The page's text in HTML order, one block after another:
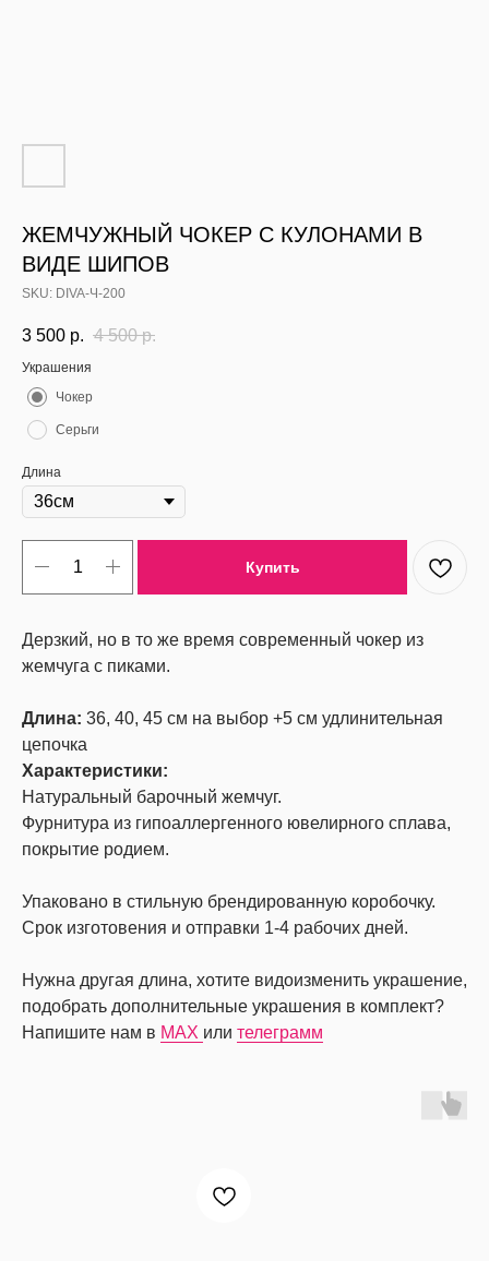
ЖЕМЧУЖНЫЙ ЧОКЕР С КУЛОНАМИ В
ВИДЕ ШИПОВ
SKU: DIVA-Ч-200
3 500 р. 4 500 р.
Украшения
Чокер
Серьги
Длина
Купить
Дерзкий, но в то же время современный чокер из
жемчуга с пиками.
Длина: 36, 40, 45 см на выбор +5 см удлинительная
цепочка
Характеристики:
Натуральный барочный жемчуг.
Фурнитура из гипоаллергенного ювелирного сплава,
покрытие родием.
Упаковано в стильную брендированную коробочку.
Срок изготовения и отправки 1-4 рабочих дней.
Нужна другая длина, хотите видоизменить украшение,
подобрать дополнительные украшения в комплект?
Напишите нам в MAX или телеграмм